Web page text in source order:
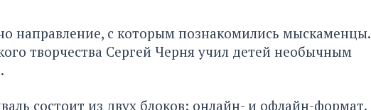
направление, с которым познакомились мыскаменцы.
творчества Сергей Черня учил детей необычным
состоит из двух блоков: онлайн- и офлайн-формат.